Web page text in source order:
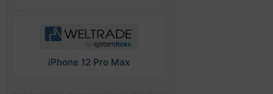
iPhone 12 Pro Max